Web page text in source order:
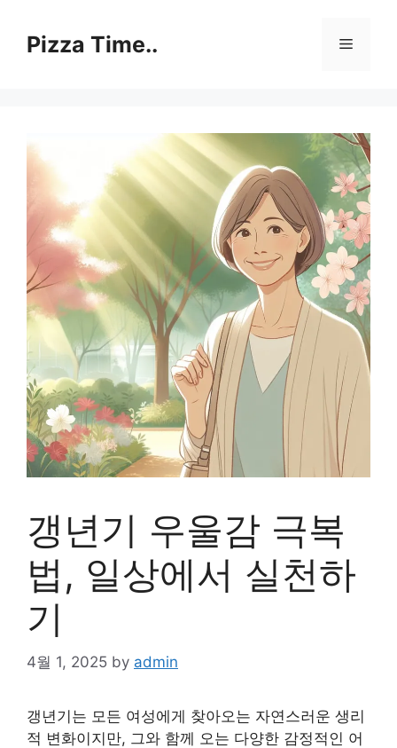
contentPizza Time.. Menu
갱년기 우울감 극복
법, 일상에서 실천하
기
4월 1, 2025 by admin
갱년기는 모든 여성에게 찾아오는 자연스러운 생리
적 변화이지만, 그와 함께 오는 다양한 감정적인 어